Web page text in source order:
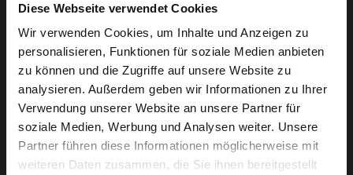
Diese Webseite verwendet Cookies
Wir verwenden Cookies, um Inhalte und Anzeigen zu
personalisieren, Funktionen für soziale Medien anbieten
zu können und die Zugriffe auf unsere Website zu
analysieren. Außerdem geben wir Informationen zu Ihrer
Verwendung unserer Website an unsere Partner für
soziale Medien, Werbung und Analysen weiter. Unsere
Partner führen diese Informationen möglicherweise mit
weiteren Daten zusammen, die Sie ihnen bereitgestellt
Online-Terminbuchung
Für Geschäftskunden
Audi Business
BMW Geschäftskunden
Volkswagen Professional Class